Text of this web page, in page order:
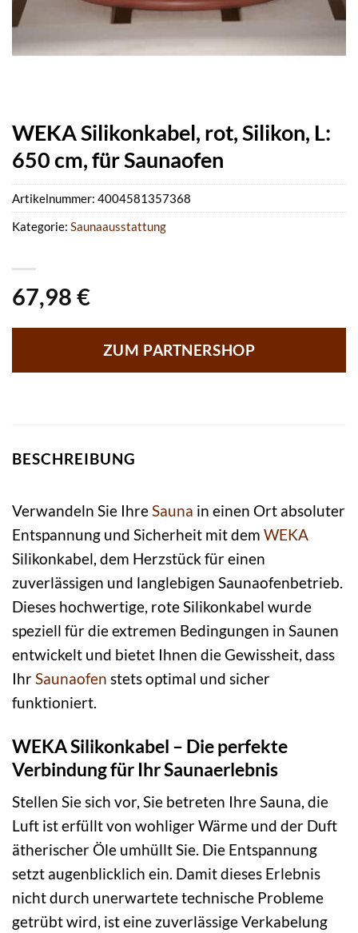
WEKA Silikonkabel, rot, Silikon, L:
650 cm, für Saunaofen
67,98 €
ZUM PARTNERSHOP
Artikelnummer: 4004581357368
Kategorie: Saunaausstattung
BESCHREIBUNG
Verwandeln Sie Ihre Sauna in einen Ort absoluter
Entspannung und Sicherheit mit dem WEKA
Silikonkabel, dem Herzstück für einen
zuverlässigen und langlebigen Saunaofenbetrieb.
Dieses hochwertige, rote Silikonkabel wurde
speziell für die extremen Bedingungen in Saunen
entwickelt und bietet Ihnen die Gewissheit, dass
Ihr Saunaofen stets optimal und sicher
funktioniert.
WEKA Silikonkabel – Die perfekte
Verbindung für Ihr Saunaerlebnis
Stellen Sie sich vor, Sie betreten Ihre Sauna, die
Luft ist erfüllt von wohliger Wärme und der Duft
ätherischer Öle umhüllt Sie. Die Entspannung
setzt augenblicklich ein. Damit dieses Erlebnis
nicht durch unerwartete technische Probleme
getrübt wird, ist eine zuverlässige Verkabelung